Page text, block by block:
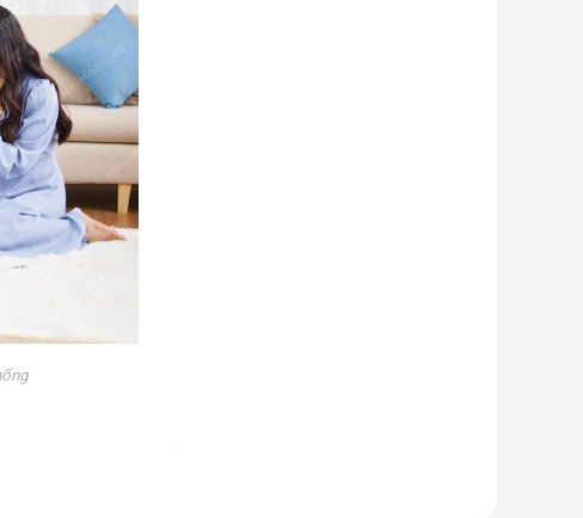
người nhầm tưởng rằng thiết bị này là quạt hơi nước.
ống dẫn gas, bảng điều khiển,... giống như một chiếc